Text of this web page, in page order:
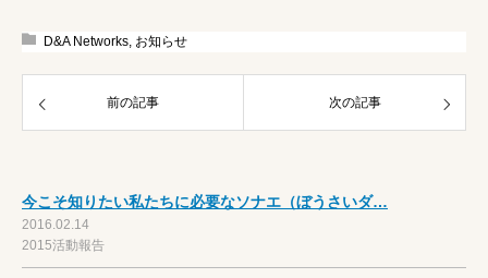
D&A Networks, お知らせ
前の記事 次の記事
今こそ知りたい私たちに必要なソナエ（ぼうさいダ…
2016.02.14
2015活動報告